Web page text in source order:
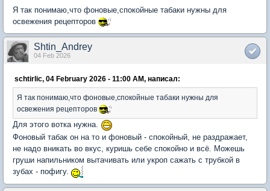
Я так понимаю,что фоновые,спокойные табаки нужны для
освежения рецепторов
Shtin_Andrey
04 Feb 2026
schtirlic, 04 February 2026 - 11:00 AM, написал:
Я так понимаю,что фоновые,спокойные табаки нужны для
освежения рецепторов
Для этого вотка нужна.
Фоновый табак он на то и фоновый - спокойный, не раздражает,
не надо вникать во вкус, куришь себе спокойно и всё. Можешь
груши напильником вытачивать или укроп cажать с трубкой в
зубах - пофигу.